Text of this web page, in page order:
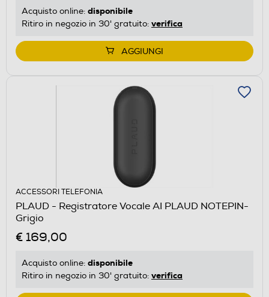
Acquisto online: disponibile
Ritiro in negozio in 30' gratuito: verifica
AGGIUNGI
ACCESSORI TELEFONIA
PLAUD - Registratore Vocale AI PLAUD NOTEPIN-
Grigio
€ 169,00
Acquisto online: disponibile
Ritiro in negozio in 30' gratuito: verifica